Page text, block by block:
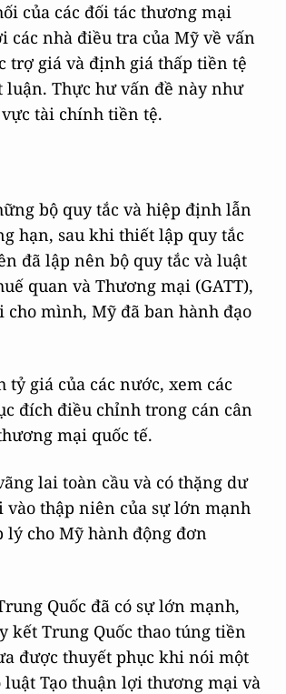
của các đối tác thương mại
các nhà điều tra của Mỹ về vấn
trợ giá và định giá thấp tiền tệ
luận. Thực hư vấn đề này như
tài chính tiền tệ.
bộ quy tắc và hiệp định lẫn
hạn, sau khi thiết lập quy tắc
đã lập nên bộ quy tắc và luật
quan và Thương mại (GATT),
mình, Mỹ đã ban hành đạo
giá của các nước, xem các
đích điều chỉnh trong cán cân
mại quốc tế.
lai toàn cầu và có thặng dư
thập niên của sự lớn mạnh
lý cho Mỹ hành động đơn
Quốc đã có sự lớn mạnh,
kết Trung Quốc thao túng tiền
được thuyết phục khi nói một
luật Tạo thuận lợi thương mại và